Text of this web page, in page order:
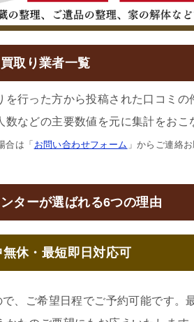
取り業者一覧
を行った方から投稿された口コミ
数などの主要数値を元に集計をおこ
合は「 お問い合わせフォーム 」からご連絡
ターが選ばれる6つの理由
無休・最短即日対応可
、ご希望日程でご予約可能です。